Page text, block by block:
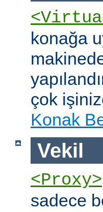
konağa
çok
Konak
Vekil
<Proxy>
sadece